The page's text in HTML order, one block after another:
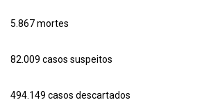
5.867 mortes
82.009 casos suspeitos
494.149 casos descartados